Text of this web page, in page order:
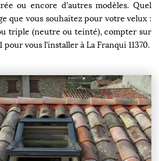
ou encore d’autres modèles. Quel
que vous souhaitez pour votre velux :
triple (neutre ou teinté), compter sur
pour vous l’installer à La Franqui 11370.